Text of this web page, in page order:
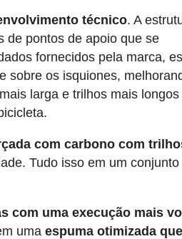
técnico. A
de pontos de apoio que se
fornecidos pela marca,
sobre os isquiones,
larga e trilhos mais longos
com carbono com
Tudo isso em um conjunto
com uma execução mais
umaespuma otimizada que